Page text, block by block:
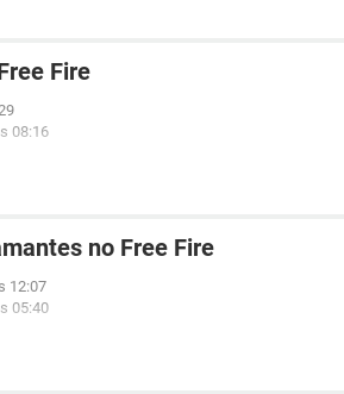
Fire
08:16
no Free Fire
12:07
05:40